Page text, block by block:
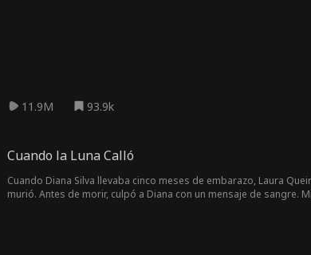
11.9M 93.9k
Cuando la Luna Calló
Cuando Diana Silva llevaba cinco meses de embarazo, Laura
murió. Antes de morir, culpó a Diana con un mensaje de sangre.